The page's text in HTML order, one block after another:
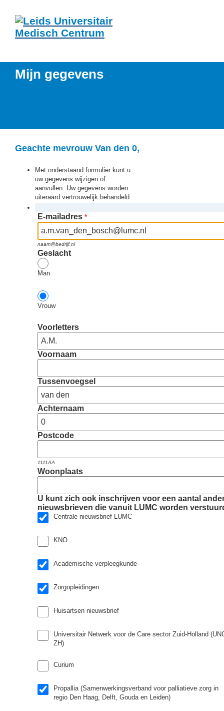
Mijn gegevens
Geachte mevrouw Van den 0,
Met onderstaand formulier kunt u
uw gegevens wijzigen of
aanvullen. Uw gegevens worden
uiteraard vertrouwelijk behandeld.
E-mailadres *
naam@bedrijf.nl
Geslacht
Man
Vrouw
Voorletters
Voornaam
Tussenvoegsel
Achternaam
Postcode
1111AA
Woonplaats
U kunt zich ook inschrijven voor een aantal
nieuwsbrieven die vanuit LUMC worden
Centrale nieuwsbrief LUMC
KNO
Academische verpleegkunde
Zorgopleidingen
Huisartsen nieuwsbrief
Universitair Netwerk voor de Care sector Zuid-Holland
ZH)
Curium
Propallia (Samenwerkingsverband voor palliatieve zorg in
regio Den Haag, Delft, Gouda en Leiden)